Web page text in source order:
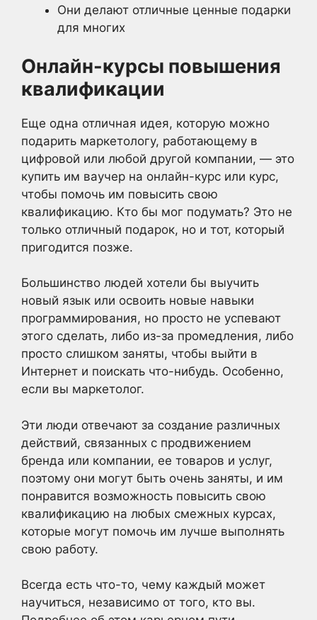
Они делают отличные ценные подарки
для многих
Онлайн-курсы повышения
квалификации
Еще одна отличная идея, которую можно
подарить маркетологу, работающему в
цифровой или любой другой компании, — это
купить им ваучер на онлайн-курс или курс,
чтобы помочь им повысить свою
квалификацию. Кто бы мог подумать? Это не
только отличный подарок, но и тот, который
пригодится позже.
Большинство людей хотели бы выучить
новый язык или освоить новые навыки
программирования, но просто не успевают
этого сделать, либо из-за промедления, либо
просто слишком заняты, чтобы выйти в
Интернет и поискать что-нибудь. Особенно,
если вы маркетолог.
Эти люди отвечают за создание различных
действий, связанных с продвижением
бренда или компании, ее товаров и услуг,
поэтому они могут быть очень заняты, и им
понравится возможность повысить свою
квалификацию на любых смежных курсах,
которые могут помочь им лучше выполнять
свою работу.
Всегда есть что-то, чему каждый может
научиться, независимо от того, кто вы.